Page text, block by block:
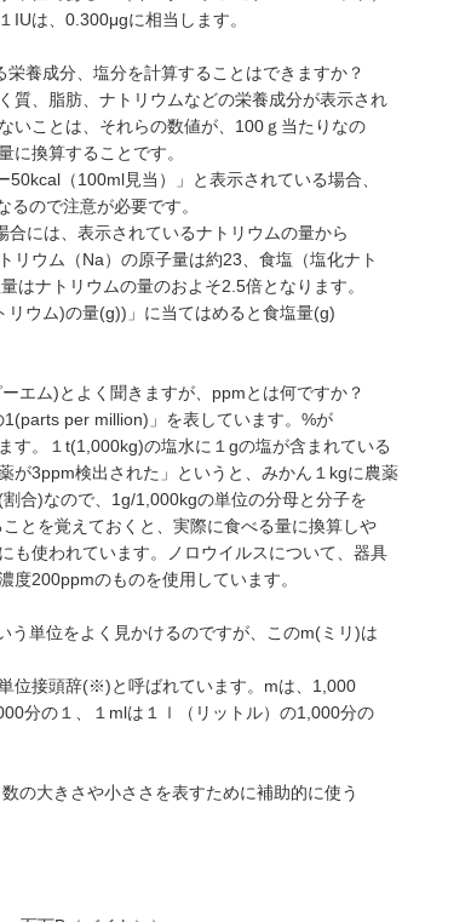
IUは、0.300μgに相当します。
養成分、塩分を計算することはできますか？
、脂肪、ナトリウムなどの栄養成分が表示され
いことは、それらの数値が、100ｇ当たりなの
に換算することです。
（100ml見当）」と表示されている場合、
ので注意が必要です。
には、表示されているナトリウムの量から
リウム（Na）の原子量は約23、食塩（塩化ナト
はナトリウムの量のおよそ2.5倍となります。
リウム)の量(g))」に当てはめると食塩量(g)
エム)とよく聞きますが、ppmとは何ですか？
per million)」を表しています。%が
す。１t(1,000kg)の塩水に１gの塩が含まれている
が3ppm検出された」というと、みかん１kgに農薬
合)なので、1g/1,000kgの単位の分母と分子を
とを覚えておくと、実際に食べる量に換算しや
も使われています。ノロウイルスについて、器具
度200ppmのものを使用しています。
単位をよく見かけるのですが、このm(ミリ)は
位接頭辞(※)と呼ばれています。mは、1,000
分の１、１mlは１ｌ（リットル）の1,000分の
の大きさや小ささを表すために補助的に使う